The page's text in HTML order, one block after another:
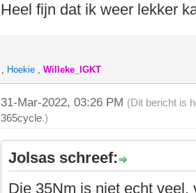
Heel fijn dat ik weer lekker
, Hoekie , Willeke_IGKT
31-Mar-2022, 03:26 PM (Dit bericht is
365cycle.)
Jolsas schreef:
Die 35Nm is niet echt